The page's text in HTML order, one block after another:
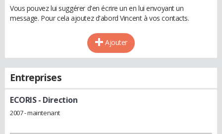
Vous pouvez lui suggérer d'en écrire un en lui envoyant un
message. Pour cela ajoutez d'abord Vincent à vos contacts.
Ajouter
Entreprises
ECORIS- Direction
2007 - maintenant